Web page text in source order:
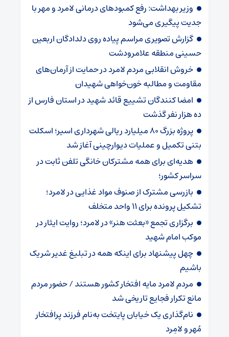
وزیر بهداشت: رفع کمبودهای درمانی لامرد و مهر با
جدیت پیگیری می‌شود
گزارش تصویری مراسم پیاده روی دلدادگان اربعین
حسینی منطقه علامرودشت
خروش انقلابی مردم لامرد در حمایت از آرمان‌های
مقاومت و مطالبه خون‌خواهی شهیدان
امضا کنندگان تشییع قائد شهید در استان فارس از
ده هزار نفر گذشت
پروژه بزرگ ۸۰ میلیارد ریالی شهرداری اسیر؛ اسکلت
بتنی تکمیل و عملیات دیوارچینی آغاز شد
هدیه‌ای برای همه مشترکان خانگی تلفن ثابت در
سراسر کشور؛
بازرسی مشترک از صنوف مواد غذایی در لامرد؛
تشکیل پرونده برای ۱۱ واحد متخلف
برگزاری تجمع «بعثت هنر» در لامرد؛ روایت ایثار در
موکب امام شهید
چهل پیشنهاد برای اینکه همه در تبلیغ غدیر شریک
باشیم
مردم لامرد مایه افتخار کشور هستند / حضور مردم
مانع تکرار فجایع تاریخی شد
نام‌گذاری یک خیابان پایتخت به‌نام فرزند پرافتخار
مُهر و لامِرد